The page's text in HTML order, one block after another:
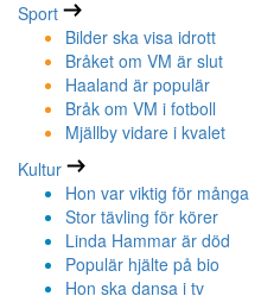
Sport
Bilder ska visa idrott
Bråket om VM är slut
Haaland är populär
Bråk om VM i fotboll
Mjällby vidare i kvalet
Kultur
Hon var viktig för många
Stor tävling för körer
Linda Hammar är död
Populär hjälte på bio
Hon ska dansa i tv